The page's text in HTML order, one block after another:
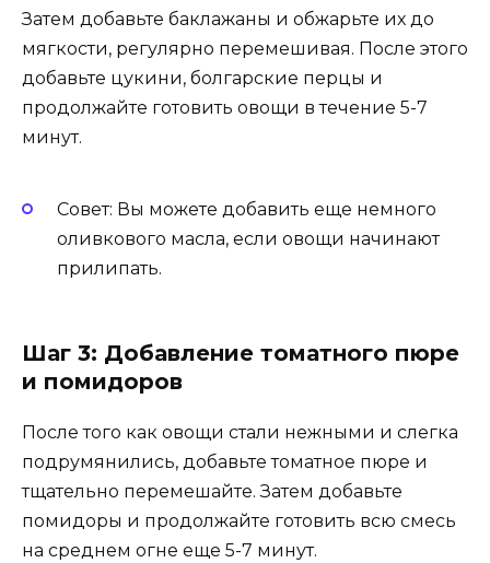
Затем добавьте баклажаны и обжарьте их до
мягкости, регулярно перемешивая. После этого
добавьте цукини, болгарские перцы и
продолжайте готовить овощи в течение 5-7
минут.
Совет: Вы можете добавить еще немного
оливкового масла, если овощи начинают
прилипать.
Шаг 3: Добавление томатного пюре
и помидоров
После того как овощи стали нежными и слегка
подрумянились, добавьте томатное пюре и
тщательно перемешайте. Затем добавьте
помидоры и продолжайте готовить всю смесь
на среднем огне еще 5-7 минут.